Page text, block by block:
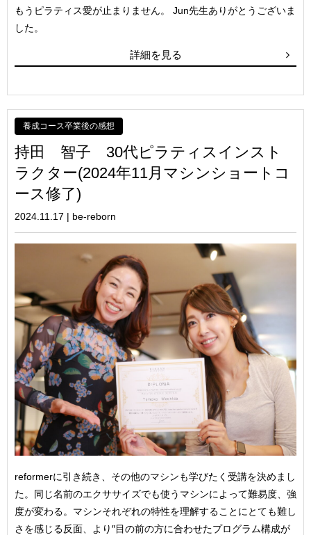
もうピラティス愛が止まりません。 Jun先生ありがとうございま
した。
詳細を見る
養成コース卒業後の感想
持田 智子 30代ピラティスインスト
ラクター(2024年11月マシンショートコ
ース修了)
2024.11.17 | be-reborn
reformerに引き続き、その他のマシンも学びたく受講を決めまし
た。同じ名前のエクササイズでも使うマシンによって難易度、強
度が変わる。マシンそれぞれの特性を理解することにとても難し
さを感じる反面、より″目の前の方に合わせたプログラム構成が